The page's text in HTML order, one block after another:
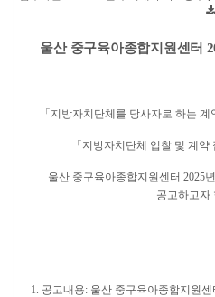
울산 중구육아종합지원센터
「지방자치단체를 당사자로 하는 계
「지방자치단체 입찰 및 계약
울산 중구육아종합지원센터 2025
공고하고자
1. 공고내용: 울산 중구육아종합지원